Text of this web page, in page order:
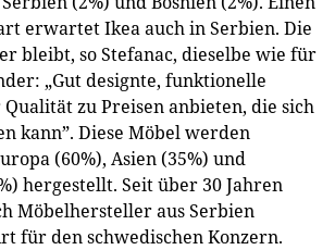
erwartet Ikea auch in Serbien. Die
bleibt, so Stefanac, dieselbe wie für
„Gut designte, funktionelle
zu Preisen anbieten, die sich
kann”. Diese Möbel werden
(60%), Asien (35%) und
hergestellt. Seit über 30 Jahren
Möbelhersteller aus Serbien
für den schwedischen Konzern.